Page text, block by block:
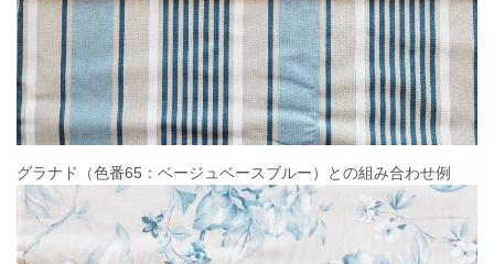
グラナド（色番65：ベージュベースブルー）との組み合わせ例